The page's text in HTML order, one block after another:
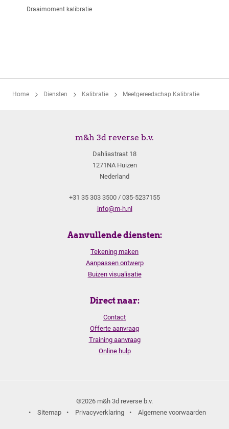
Draaimoment kalibratie
Home Diensten Kalibratie Meetgereedschap Kalibratie
m&h 3d reverse b.v.
Dahliastraat 18
1271NA Huizen
Nederland
+31 35 303 3500 / 035-5237155
info@m-h.nl
Aanvullende diensten:
Tekening maken
Aanpassen ontwerp
Buizen visualisatie
Direct naar:
Contact
Offerte aanvraag
Training aanvraag
Online hulp
©2026 m&h 3d reverse b.v.
•
Sitemap • Privacyverklaring • Algemene voorwaarden